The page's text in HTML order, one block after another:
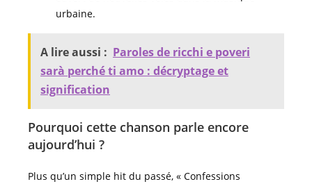
urbaine.
A lire aussi : Paroles de ricchi e poveri
sarà perché ti amo : décryptage et
signification
Pourquoi cette chanson parle encore
aujourd’hui ?
Plus qu’un simple hit du passé, « Confessions